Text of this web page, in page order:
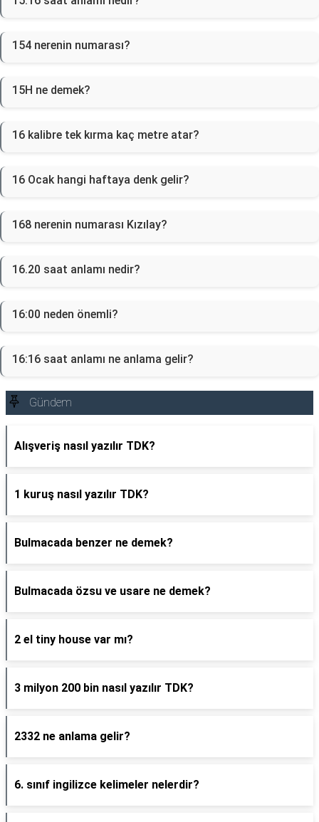
154 nerenin numarası?
15H ne demek?
16 kalibre tek kırma kaç metre atar?
16 Ocak hangi haftaya denk gelir?
168 nerenin numarası Kızılay?
16.20 saat anlamı nedir?
16:00 neden önemli?
16:16 saat anlamı ne anlama gelir?
Gündem
Alışveriş nasıl yazılır TDK?
1 kuruş nasıl yazılır TDK?
Bulmacada benzer ne demek?
Bulmacada özsu ve usare ne demek?
2 el tiny house var mı?
3 milyon 200 bin nasıl yazılır TDK?
2332 ne anlama gelir?
6. sınıf ingilizce kelimeler nelerdir?